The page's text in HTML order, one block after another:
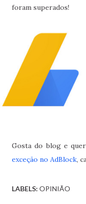
foram superados!
Gosta do blog e
exceção no AdBlock,
LABELS: OPINIÃO